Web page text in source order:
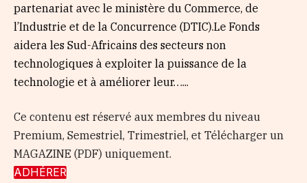
partenariat avec le ministère du Commerce, de
l’Industrie et de la Concurrence (DTIC).Le Fonds
aidera les Sud-Africains des secteurs non
technologiques à exploiter la puissance de la
technologie et à améliorer leur…...
Ce contenu est réservé aux membres du niveau
Premium, Semestriel, Trimestriel, et Télécharger un
MAGAZINE (PDF) uniquement.
ADHÉRER